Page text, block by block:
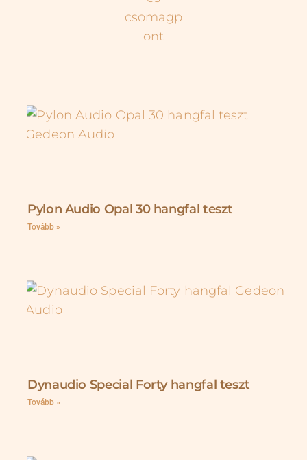
Pylon Audio Opal 30 hangfal teszt
Tovább »
Dynaudio Special Forty hangfal teszt
Tovább »